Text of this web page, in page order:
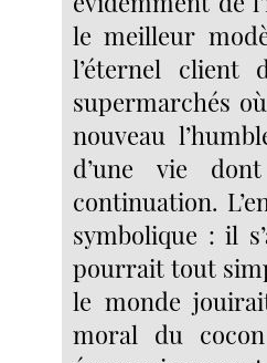
le meilleur
l’éternel
supermarchés
nouveau
d’une vie
continuation.
symbolique : il
pourrait tout
le monde
moral du